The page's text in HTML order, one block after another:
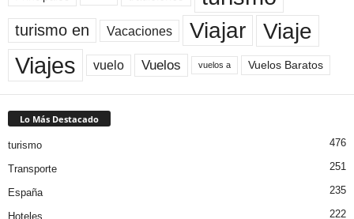
turismo en Vacaciones Viajar Viaje
Viajes vuelo Vuelos vuelos a Vuelos Baratos
Lo Más Destacado
turismo 476
Transporte 251
España 235
Hoteles 222